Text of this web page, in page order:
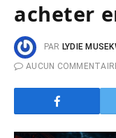
acheter
PAR LYDIE
AUCUN